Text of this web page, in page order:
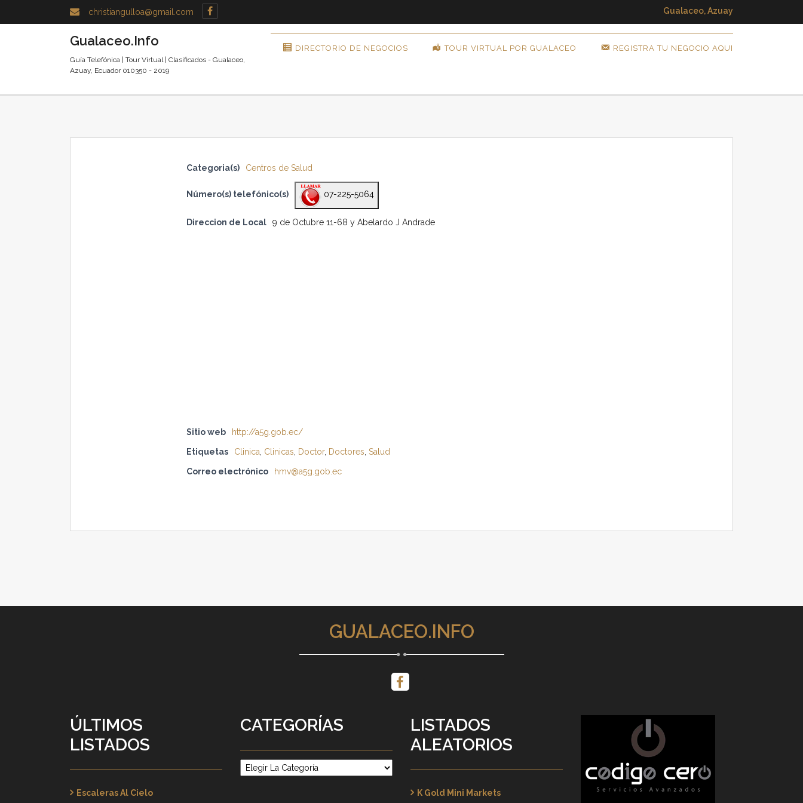
christiangulloa@gmail.com Gualaceo, Azuay
Gualaceo.Info
Guía Telefónica | Tour Virtual | Clasificados - Gualaceo,
Azuay, Ecuador 010350 - 2019
DIRECTORIO DE NEGOCIOS TOUR VIRTUAL POR GUALACEO REGISTRA TU NEGOCIO AQUI
Categoria(s) Centros de Salud
Número(s) telefónico(s) 07-225-5064
Direccion de Local 9 de Octubre 11-68 y Abelardo J Andrade
Sitio web http://a5g.gob.ec/
Etiquetas Clinica Clinicas Doctor, Doctores Salud
Correo electrónico hmv@a5g.gob.ec
GUALACEO.INFO
ÚLTIMOS
LISTADOS
Escaleras Al Cielo
CATEGORÍAS
Categorías
LISTADOS
ALEATORIOS
K Gold Mini Markets